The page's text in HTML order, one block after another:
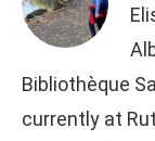
Bibliothèque
currently at